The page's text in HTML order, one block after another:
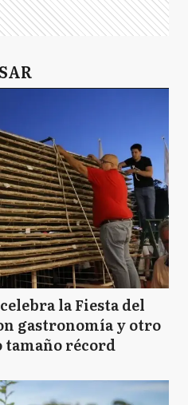
la Fiesta del
gastronomía y otro
récord